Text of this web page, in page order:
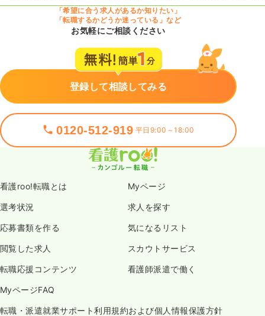
「希望に合う求人があるか知りたい」
「転職するかどうか迷っている」など
お気軽にご相談ください
登録して相談してみる
0120-512-919 平日9:00～18:00
看護roo!転職とは Myページ
選考状況 求人を探す
応募書類を作る 気になるリスト
閲覧した求人 スカウトサービス
転職応援コンテンツ 看護師派遣で働く
MyページFAQ
転職・派遣就業サポート利用規約および個人情報保護方針